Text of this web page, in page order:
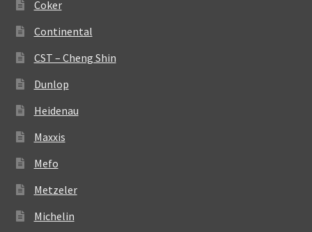
Coker
Continental
CST – Cheng Shin
Dunlop
Heidenau
Maxxis
Mefo
Metzeler
Michelin